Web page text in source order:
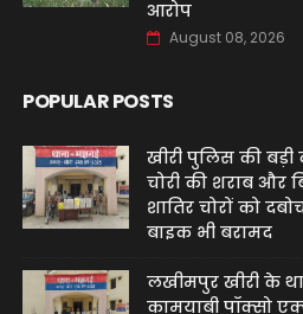
आरोप
August 08, 2026
POPULAR POSTS
खीरी पुलिस की
चोरी की शराब और
शातिर चोरों को
बाइक भी बरामद
लखीमपुर खीरी के
कामयाबी पॉक्सो